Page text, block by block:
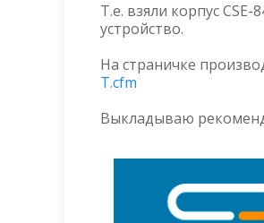
Т.е. взяли корпус
устройство.
На страничке
T.cfm
Выкладываю